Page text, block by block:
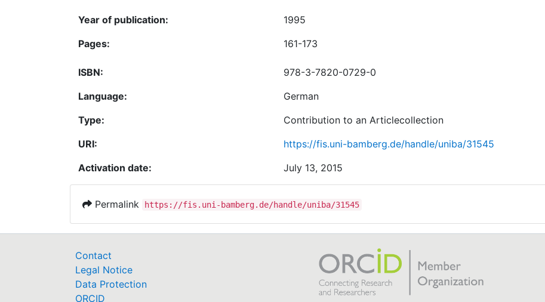
Year of publication:
1995
Pages:
161-173
ISBN:
978-3-7820-0729-0
Language:
German
Type:
Contribution to an Articlecollection
URI:
https://fis.uni-bamberg.de/handle/uniba/31545
Activation date:
July 13, 2015
Permalink https://fis.uni-bamberg.de/handle/uniba/31545
Contact
Legal Notice
Data Protection
ORCID